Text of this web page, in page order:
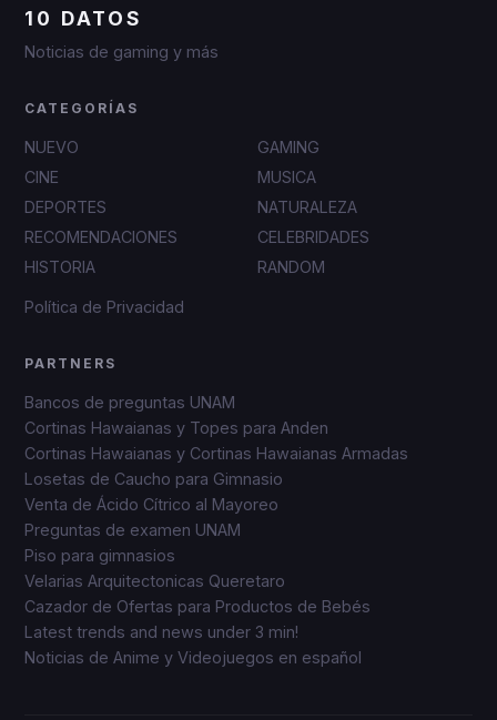
10 DATOS
Noticias de gaming y más
CATEGORÍAS
NUEVO
GAMING
CINE
MUSICA
DEPORTES
NATURALEZA
RECOMENDACIONES
CELEBRIDADES
HISTORIA
RANDOM
Política de Privacidad
PARTNERS
Bancos de preguntas UNAM
Cortinas Hawaianas y Topes para Anden
Cortinas Hawaianas y Cortinas Hawaianas Armadas
Losetas de Caucho para Gimnasio
Venta de Ácido Cítrico al Mayoreo
Preguntas de examen UNAM
Piso para gimnasios
Velarias Arquitectonicas Queretaro
Cazador de Ofertas para Productos de Bebés
Latest trends and news under 3 min!
Noticias de Anime y Videojuegos en español